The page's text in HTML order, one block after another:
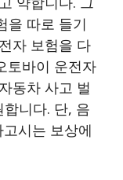
을 따로 들기
자 보험을 다
토바이 운전자
동차 사고 벌
니다. 단, 음
고시는 보상에